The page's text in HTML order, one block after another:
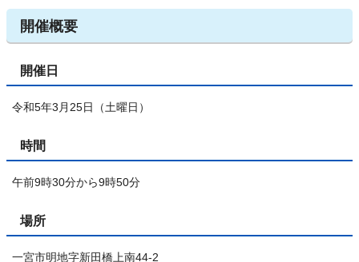
開催概要
開催日
令和5年3月25日（土曜日）
時間
午前9時30分から9時50分
場所
一宮市明地字新田橋上南44-2